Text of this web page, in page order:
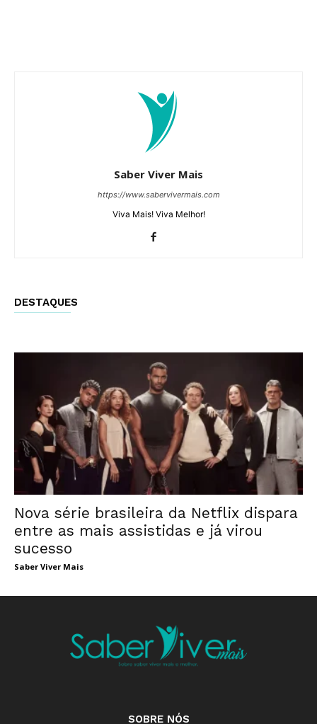
Saber Viver Mais
https://www.sabervivermais.com
Viva Mais! Viva Melhor!
DESTAQUES
Nova série brasileira da Netflix dispara
entre as mais assistidas e já virou
sucesso
Saber Viver Mais
SOBRE NÓS